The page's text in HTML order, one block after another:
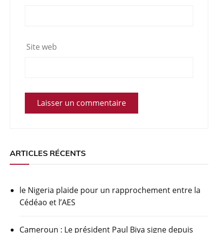
Site web
ARTICLES RÉCENTS
le Nigeria plaide pour un rapprochement entre la
Cédéao et l’AES
Cameroun : Le président Paul Biya signe depuis